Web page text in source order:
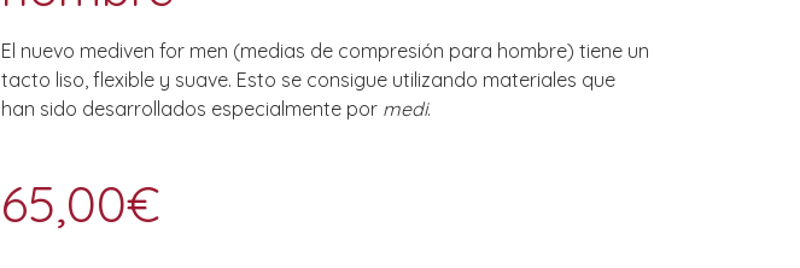
El nuevo mediven for men (medias de compresión para hombre) tiene un
tacto liso, flexible y suave. Esto se consigue utilizando materiales que
han sido desarrollados especialmente por medi.
65,00€